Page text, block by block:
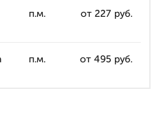
п.м. от 227 руб.
п.м. от 495 руб.